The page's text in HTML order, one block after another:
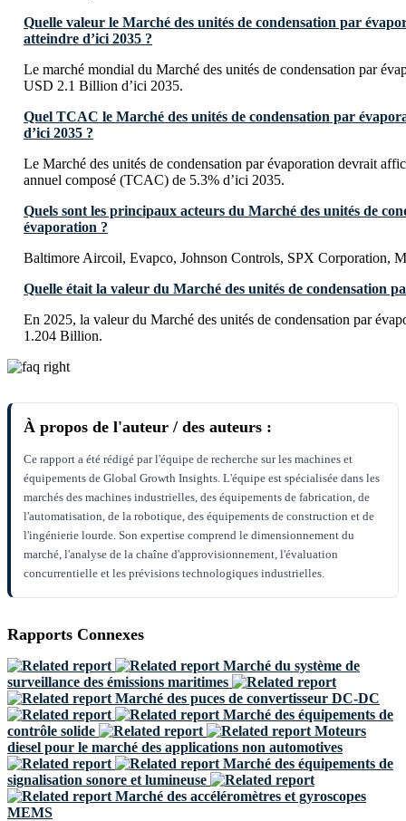
Quelle valeur le Marché des unités de condensation par
atteindre d’ici 2035 ?
Le marché mondial du Marché des unités de condensation par
USD 2.1 Billion d’ici 2035.
Quel TCAC le Marché des unités de condensation par
d’ici 2035 ?
Le Marché des unités de condensation par évaporation devrait
annuel composé (TCAC) de 5.3% d’ici 2035.
Quels sont les principaux acteurs du Marché des unités de
évaporation ?
Baltimore Aircoil, Evapco, Johnson Controls, SPX Corporation,
Quelle était la valeur du Marché des unités de condensation
En 2025, la valeur du Marché des unités de condensation par
1.204 Billion.
À propos de l'auteur / des auteurs :
Ce rapport a été rédigé par l'équipe de recherche sur les machines et
équipements de Global Growth Insights. L'équipe est spécialisée dans les
marchés des machines industrielles, des équipements de fabrication, de
l'automatisation, de la robotique, des équipements de construction et de
l'ingénierie lourde. Son expertise comprend le dimensionnement du
marché, l'analyse de la chaîne d'approvisionnement, l'évaluation
concurrentielle et les prévisions technologiques industrielles.
Rapports Connexes
Marché du système de
surveillance des émissions maritimes
Marché des puces de convertisseur DC-DC
Marché des équipements de
contrôle solide
Moteurs
diesel pour le marché des applications non automotives
Marché des équipements de
signalisation sonore et lumineuse
Marché des accéléromètres et gyroscopes
MEMS